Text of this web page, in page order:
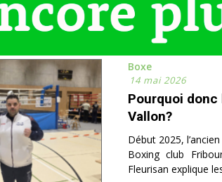
Boxe
14 mai 2026
Pourquoi
Vallon?
Début 2025,
Boxing club
Fleurisan explique